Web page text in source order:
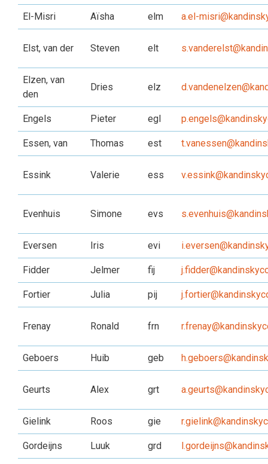
El-Misri Aïsha elm a.el-
Elst, van der Steven elt
Elzen, van
den
Dries elz
Engels Pieter egl
Essen, van Thomas est
Essink Valerie ess
Evenhuis Simone evs
Eversen Iris evi
Fidder Jelmer fij
Fortier Julia pij
Frenay Ronald frn
Geboers Huib geb
Geurts Alex grt
Gielink Roos gie
Gordeijns Luuk grd